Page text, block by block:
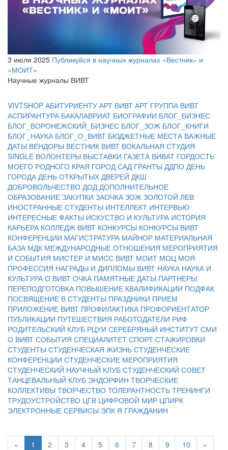
3 июля 2025 Публикуйся в научных журналах «Вестник» и
«МОИТ»
Научные журналы ВИВТ
VIVTSHOP АБИТУРИЕНТУ АРТ ВИВТ АРТ ГРУППА ВИВТ
АСПИРАНТУРА БАКАЛАВРИАТ БИОГРАФИИ БЛОГ_БИЗНЕС
БЛОГ_ВОРОНЕЖСКИЙ_БИЗНЕС БЛОГ_ЗОЖ БЛОГ_КНИГИ
БЛОГ_НАУКА БЛОГ_О_ВИВТ БЮДЖЕТНЫЕ МЕСТА ВАЖНЫЕ
ДАТЫ ВЕНДОРЫ ВЕСТНИК ВИВТ ВОКАЛЬНАЯ СТУДИЯ
SINGLE ВОЛОНТЕРЫ ВЫСТАВКИ ГАЗЕТА ВИВАТ ГОРДОСТЬ
МОЕГО РОДНОГО КРАЯ ГОРОД САД ГРАНТЫ ДДПО ДЕНЬ
ГОРОДА ДЕНЬ ОТКРЫТЫХ ДВЕРЕЙ ДКШ
ДОБРОВОЛЬЧЕСТВО ДОД ДОПОЛНИТЕЛЬНОЕ
ОБРАЗОВАНИЕ ЗАКУПКИ ЗАОЧКА ЗОЖ ЗОЛОТОЙ ЛЕВ
ИНОСТРАННЫЕ СТУДЕНТЫ ИНТЕЛЛЕКТ ИНТЕРВЬЮ
ИНТЕРЕСНЫЕ ФАКТЫ ИСКУСТВО И КУЛЬТУРА ИСТОРИЯ
КАРЬЕРА КОЛЛЕДЖ ВИВТ КОНКУРСЫ КОНКУРСЫ ВИВТ
КОНФЕРЕНЦИИ МАГИСТРАТУРА МАЙНОР МАТЕРИАЛЬНАЯ
БАЗА МДК МЕЖДУНАРОДНЫЕ ОТНОШЕНИЯ МЕРОПРИЯТИЯ
И СОБЫТИЯ МИСТЕР И МИСС ВИВТ МОИТ МОЦ МОЯ
ПРОФЕССИЯ НАГРАДЫ И ДИПЛОМЫ ВИВТ НАУКА НАУКА И
КУЛЬТУРА О ВИВТ ОЧКА ПАМЯТНЫЕ ДАТЫ ПАРТНЕРЫ
ПЕРЕПОДГОТОВКА ПОВЫШЕНИЕ КВАЛИФИКАЦИИ ПОДФАК
ПОСВЯЩЕНИЕ В СТУДЕНТЫ ПРАЗДНИКИ ПРИЕМ
ПРИЛОЖЕНИЕ ВИВТ ПРОФИЛАКТИКА ПРОФОРИЕНТАТОР
ПУБЛИКАЦИИ ПУТЕШЕСТВИЯ РАБОТОДАТЕЛИ РИФ
РОДИТЕЛЬСКИЙ КЛУБ РЦУИ СЕРЕБРЯНЫЙ ИНСТИТУТ СМИ
О ВИВТ СОБЫТИЯ СПЕЦИАЛИТЕТ СПОРТ СТАЖИРОВКИ
СТУДЕНТЫ СТУДЕНЧЕСКАЯ ЖИЗНЬ СТУДЕНЧЕСКИЕ
КОНФЕРЕНЦИИ СТУДЕНЧЕСКИЕ МЕРОПРИЯТИЯ
СТУДЕНЧЕСКИЙ НАУЧНЫЙ КЛУБ СТУДЕНЧЕСКИЙ СОВЕТ
ТАНЦЕВАЛЬНЫЙ КЛУБ ЭНДОРФИН ТВОРЧЕСКИЕ
КОЛЛЕКТИВЫ ТВОРЧЕСТВО ТОЛЕРАНТНОСТЬ ТРЕНИНГИ
ТРУДОУСТРОЙСТВО ЦГВ ЦИФРОВОЙ МИР ЦПИРК
ЭЛЕКТРОННЫЕ СЕРВИСЫ ЭПК Я ГРАЖДАНИН
« 1 2 3 4 5 6 7 8 9 10 »